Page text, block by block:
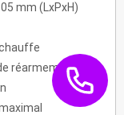
mm (LxPxH)
réarmement